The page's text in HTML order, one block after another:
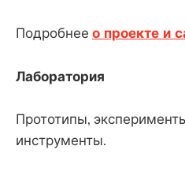
Подробнее о проекте и
Лаборатория
Прототипы,
инструменты.